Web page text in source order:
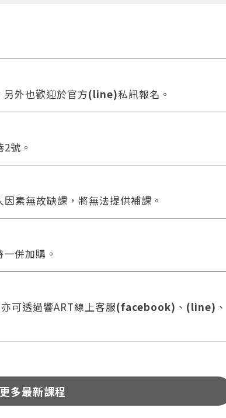
外也歡迎於官方(line)私訊報名。
號。
素無故缺課，將無法提供補課。
併加購。
可透過響ART線上客服(facebook) 、 (line) 、
多最新課程